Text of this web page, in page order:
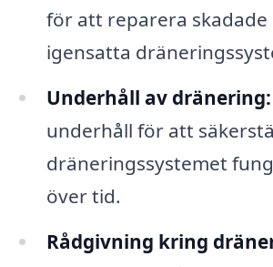
för att reparera skadade
igensatta
Underhåll av dränering:
underhåll för att
dräneringssystemet
över tid.
Rådgivning kring